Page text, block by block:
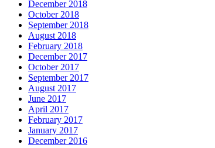
December 2018
October 2018
September 2018
August 2018
February 2018
December 2017
October 2017
September 2017
August 2017
June 2017
April 2017
February 2017
January 2017
December 2016